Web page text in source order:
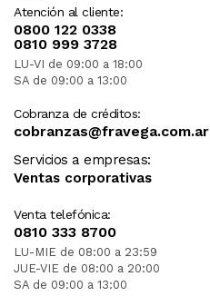
Atención al cliente:
0800 122 0338
0810 999 3728
LU-VI de 09:00 a 18:00
SA de 09:00 a 13:00
Cobranza de créditos:
cobranzas@fravega.com.ar
Servicios a empresas:
Ventas corporativas
Venta telefónica:
0810 333 8700
LU-MIE de 08:00 a 23:59
JUE-VIE de 08:00 a 20:00
SA de 09:00 a 13:00